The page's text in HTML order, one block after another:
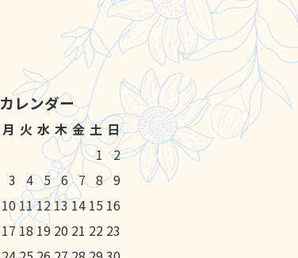
カレンダー
月 火 水 木 金 土 日
1
2
3 4 5 6 7 8 9
1011121314 15 16
17 18 19 20 21 22 23